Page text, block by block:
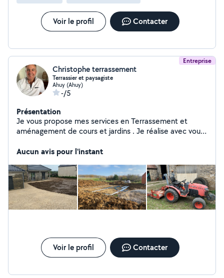
Voir le profil Contacter
Entreprise
Christophe terrassement
Terrassier et paysagiste
Ahuy (Ahuy)
-/5
Présentation
Je vous propose mes services en Terrassement et
aménagement de cours et jardins . Je réalise avec vous
N'hésitez pas à me contacter pour de plus amples
Aucun avis pour l'instant
Voir le profil Contacter